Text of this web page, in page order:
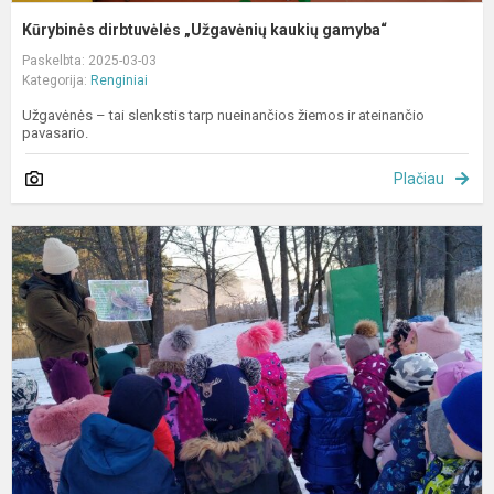
Kūrybinės dirbtuvėlės „Užgavėnių kaukių gamyba“
Paskelbta: 2025-03-03
Kategorija: Renginiai
Užgavėnės – tai slenkstis tarp nueinančios žiemos ir ateinančio
pavasario.
Plačiau